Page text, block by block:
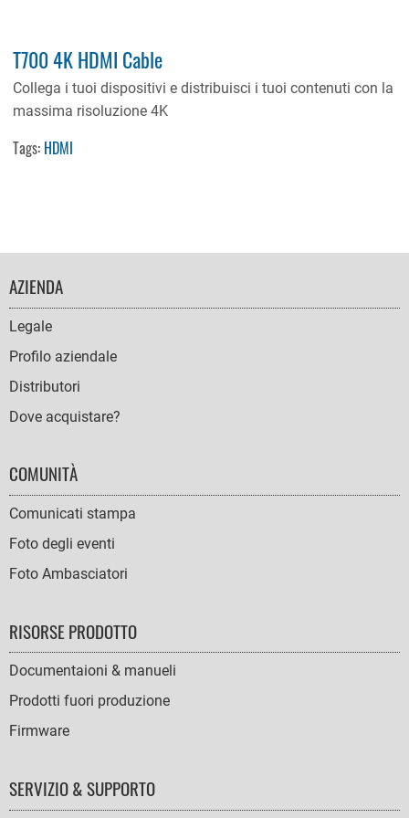
T700 4K HDMI Cable
Collega i tuoi dispositivi e distribuisci i tuoi contenuti con la
massima risoluzione 4K
Tags: HDMI
FOOTER
NAVIGATION
AZIENDA
Legale
Profilo aziendale
Distributori
Dove acquistare?
COMUNITÀ
Comunicati stampa
Foto degli eventi
Foto Ambasciatori
RISORSE PRODOTTO
Documentaioni & manueli
Prodotti fuori produzione
Firmware
SERVIZIO & SUPPORTO